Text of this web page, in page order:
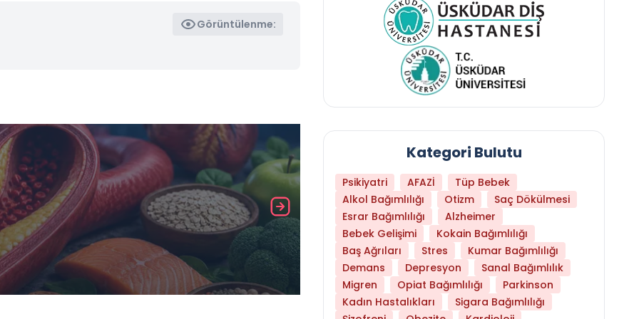
Görüntülenme:
Daha Az Protein Tüketmek Yaşlanmayı
Kategori Bulutu
Psikiyatri AFAZİ
Tüp Bebek
Alkol Bağımlılığı
Otizm
Saç Dökülmesi
Esrar Bağımlılığı
Alzheimer
Bebek Gelişimi
Kokain Bağımlılığı
Baş Ağrıları
Stres
Kumar Bağımlılığı
Demans
Depresyon
Sanal Bağımlılık
Migren
Opiat Bağımlılığı
Parkinson
Kadın Hastalıkları
Sigara Bağımlılığı